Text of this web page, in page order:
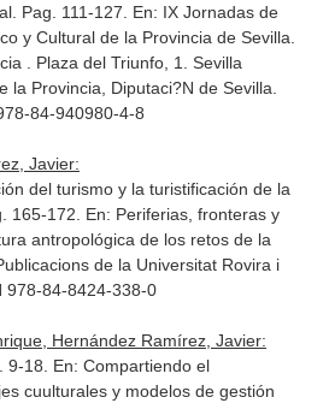
Pag. 111-127. En: IX Jornadas de
y Cultural de la Provincia de Sevilla
. Plaza del Triunfo, 1. Sevilla
la Provincia, Diputaci?N de Sevilla.
84-940980-4-8
Javier:
del turismo y la turistificación de la
165-172. En: Periferias, fronteras y
antropológica de los retos de la
de la Universitat Rovira i
978-84-8424-338-0
Hernández Ramírez, Javier:
9-18. En: Compartiendo el
cuulturales y modelos de gestión